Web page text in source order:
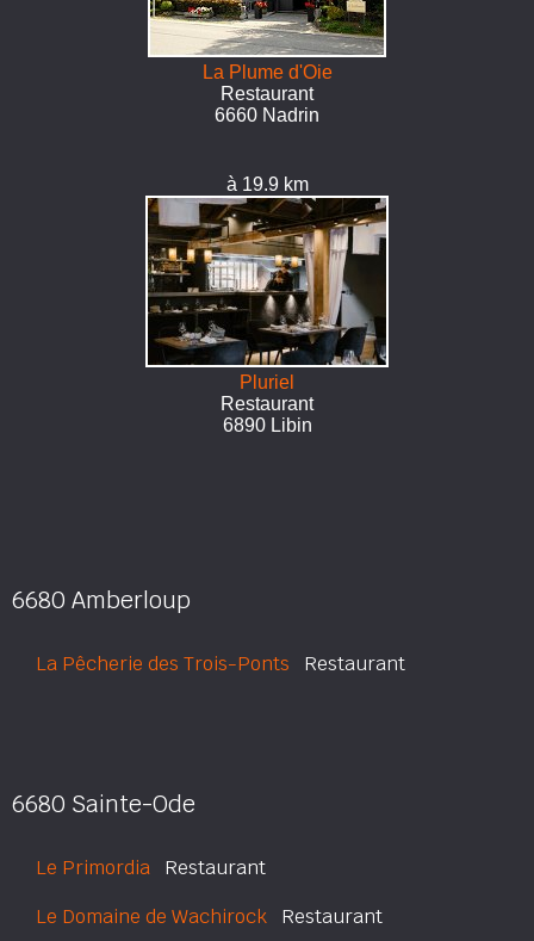
La Plume d'Oie
Restaurant
6660 Nadrin
à 19.9 km
Pluriel
Restaurant
6890 Libin
6680 Amberloup
La Pêcherie des Trois-Ponts Restaurant
6680 Sainte-Ode
Le Primordia Restaurant
Le Domaine de Wachirock Restaurant